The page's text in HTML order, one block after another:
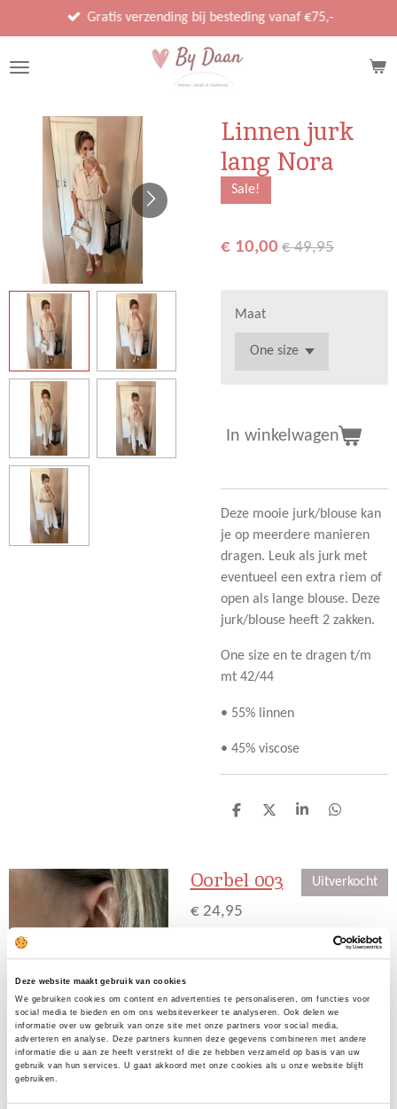
Deze website maakt gebruik van cookies
We gebruiken cookies om content en advertenties te personaliseren, om functies voor
social media te bieden en om ons websiteverkeer te analyseren. Ook delen we
informatie over uw gebruik van onze site met onze partners voor social media,
adverteren en analyse. Deze partners kunnen deze gegevens combineren met andere
informatie die u aan ze heeft verstrekt of die ze hebben verzameld op basis van uw
gebruik van hun services. U gaat akkoord met onze cookies als u onze website blijft
gebruiken.
direct
naar
Gratis verzending bij besteding vanaf €75,-
Linnen jurk
lang Nora
Sale!
€ 10,00 € 49,95
Maat
In winkelwagen
Deze mooie jurk/blouse kan
je op meerdere manieren
dragen. Leuk als jurk met
eventueel een extra riem of
open als lange blouse. Deze
jurk/blouse heeft 2 zakken.
One size en te dragen t/m
mt 42/44
• 55% linnen
• 45% viscose
D
n
D
S
D
n
Uitverkocht
Oorbel 003
€ 24,95